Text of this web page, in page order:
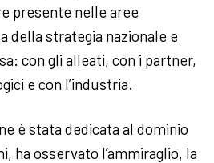
presente nelle aree
della strategia nazionale e
con gli alleati, con i partner,
e con l’industria.
è stata dedicata al dominio
ha osservato l’ammiraglio, la